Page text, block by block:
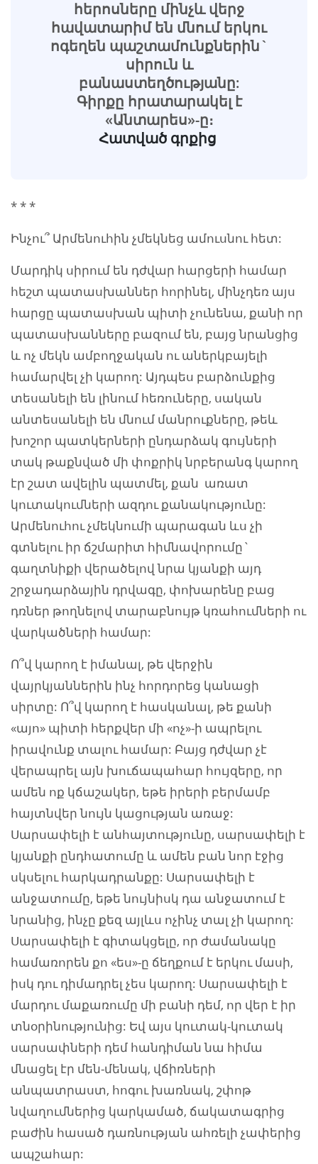
հերոսները մինչև վերջ
հավատարիմ են մնում երկու
ոգեղեն պաշտամունքներին`
սիրուն և
բանաստեղծությանը:
Գիրքը հրատարակել է
«Անտարես»-ը։
Հատված գրքից
* * *
Ինչու՞ Արմենուհին չմեկնեց ամուսնու հետ:
Մարդիկ սիրում են դժվար հարցերի համար
հեշտ պատասխաններ հորինել, մինչդեռ այս
հարցը պատասխան պիտի չունենա, քանի որ
պատասխանները բազում են, բայց նրանցից
և ոչ մեկն ամբողջական ու աներկբայելի
համարվել չի կարող: Այդպես բարձունքից
տեսանելի են լինում հեռուները, սական
անտեսանելի են մնում մանրուքները, թեև
խոշոր պատկերների ընդարձակ գույների
տակ թաքնված մի փոքրիկ նրբերանգ կարող
էր շատ ավելին պատմել, քան առատ
կուտակումների ազդու քանակությունը:
Արմենուհու չմեկնումի պարագան ևս չի
գտնելու իր ճշմարիտ հիմնավորումը`
գաղտնիքի վերածելով նրա կյանքի այդ
շրջադարձային դրվագը, փոխարենը բաց
դռներ թողնելով տարաբնույթ կռահումների ու
վարկածների համար:
Ո՞վ կարող է իմանալ, թե վերջին
վայրկյաններին ինչ հորդորեց կանացի
սիրտը: Ո՞վ կարող է հասկանալ, թե քանի
«այո» պիտի հերքվեր մի «ոչ»-ի ապրելու
իրավունք տալու համար: Բայց դժվար չէ
վերապրել այն խուճապահար հույզերը, որ
ամեն ոք կճաշակեր, եթե իրերի բերմամբ
հայտնվեր նույն կացության առաջ:
Սարսափելի է անհայտությունը, սարսափելի է
կյանքի ընդհատումը և ամեն բան նոր էջից
սկսելու հարկադրանքը: Սարսափելի է
անջատումը, եթե նույնիսկ դա անջատում է
նրանից, ինչը քեզ այլևս ոչինչ տալ չի կարող:
Սարսափելի է գիտակցելը, որ ժամանակը
համառորեն քո «ես»-ը ճեղքում է երկու մասի,
իսկ դու դիմադրել չես կարող: Սարսափելի է
մարդու մաքառումը մի բանի դեմ, որ վեր է իր
տնօրինությունից: Եվ այս կուտակ-կուտակ
սարսափների դեմ հանդիման նա հիմա
մնացել էր մեն-մենակ, վճիռների
անպատրաստ, հոգու խառնակ, շփոթ
նվաղումներից կարկամած, ճակատագրից
բաժին հասած դառնության ահռելի չափերից
ապշահար: